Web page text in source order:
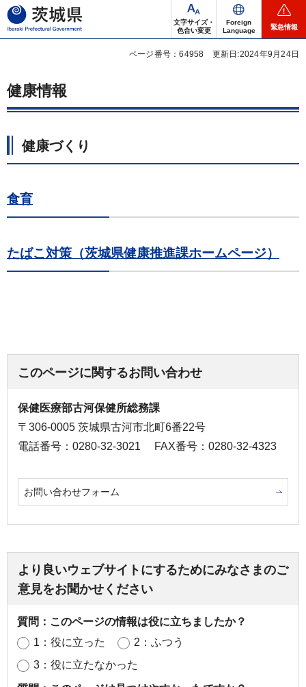
茨城県
文字サイズ・
色合い変更
Foreign
Language
緊急情報
ページ番号：64958 更新日:2024年9月24日
健康情報
健康づくり
食育
たばこ対策（茨城県健康推進課ホームページ）
このページに関するお問い合わせ
保健医療部古河保健所総務課
〒306-0005 茨城県古河市北町6番22号
電話番号：0280-32-3021
FAX番号：0280-32-4323
お問い合わせフォーム
より良いウェブサイトにするためにみなさまのご
意見をお聞かせください
質問：このページの情報は役に立ちましたか？
1：役に立った
2：ふつう
3：役に立たなかった